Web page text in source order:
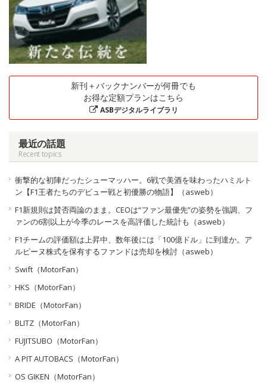
新刊＋バックナンバーが何冊でも
お得な定額プランはこちら
ASBデジタルライブラリ
最近の話題
Recent topics
衝撃的な初陣だったシューマッハー。6戦で美酒を味わったハミルト
ン【F1王者たちのデビュー戦と初優勝の物語】（asweb）
F1新規則は賛否両論のまま。CEOは“ファン最優先”の姿勢を強調、フ
ァンの6割以上が今季のレースを高評価した統計も（asweb）
F1チームの評価額は上昇中、数年後には「100億ドル」に到達か。ア
ルピーヌ株式を保有するファンドは売却を検討（asweb）
Swift（MotorFan）
HKS（MotorFan）
BRIDE（MotorFan）
BLITZ（MotorFan）
FUJITSUBO（MotorFan）
A PIT AUTOBACS（MotorFan）
OS GIKEN（MotorFan）